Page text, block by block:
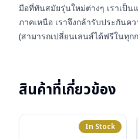
มือที่ทันสมัยรุ่นใหม่ต่างๆ เราเป็
ภาคเหนือ เราจึงกล้ารับประกันค
(สามารถเปลี่ยนเลนส์ได้ฟรีในทุก
สินค้าที่เกี่ยวข้อง
In Stock